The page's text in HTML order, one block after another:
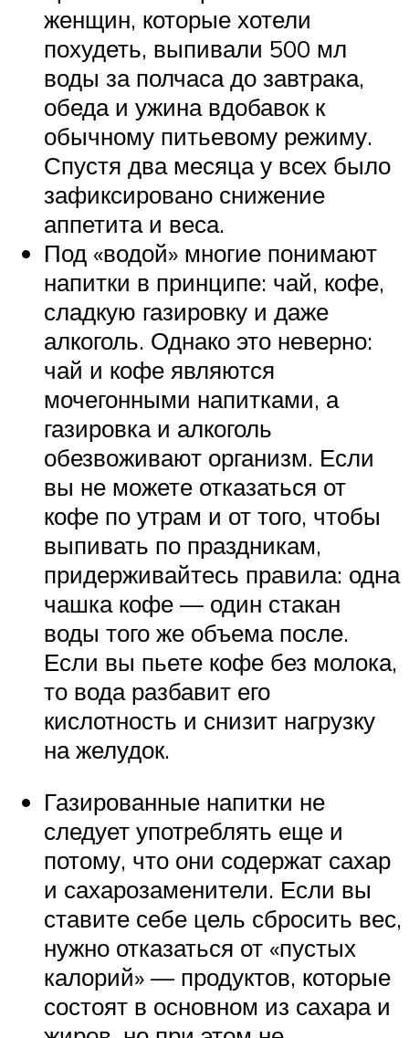
женщин, которые хотели
похудеть, выпивали 500 мл
воды за полчаса до завтрака,
обеда и ужина вдобавок к
обычному питьевому режиму.
Спустя два месяца у всех было
зафиксировано снижение
аппетита и веса.
Под «водой» многие понимают
напитки в принципе: чай, кофе,
сладкую газировку и даже
алкоголь. Однако это неверно:
чай и кофе являются
мочегонными напитками, а
газировка и алкоголь
обезвоживают организм. Если
вы не можете отказаться от
кофе по утрам и от того, чтобы
выпивать по праздникам,
придерживайтесь правила: одна
чашка кофе — один стакан
воды того же объема после.
Если вы пьете кофе без молока,
то вода разбавит его
кислотность и снизит нагрузку
на желудок.
Газированные напитки не
следует употреблять еще и
потому, что они содержат сахар
и сахарозаменители. Если вы
ставите себе цель сбросить вес,
нужно отказаться от «пустых
калорий» — продуктов, которые
состоят в основном из сахара и